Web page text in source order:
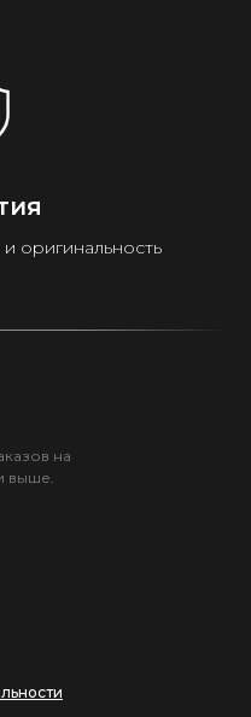
оригинальность
на
выше.